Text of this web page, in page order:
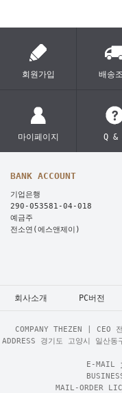
회원가입 배송
마이페이지 Q &
BANK ACCOUNT
기업은행
290-053581-04-018
예금주
전소연(에스앤제이)
회사소개 PC버전
COMPANY THEZEN | CEO
ADDRESS 경기도 고양시 일산
E-MAIL
MAIL-ORDER